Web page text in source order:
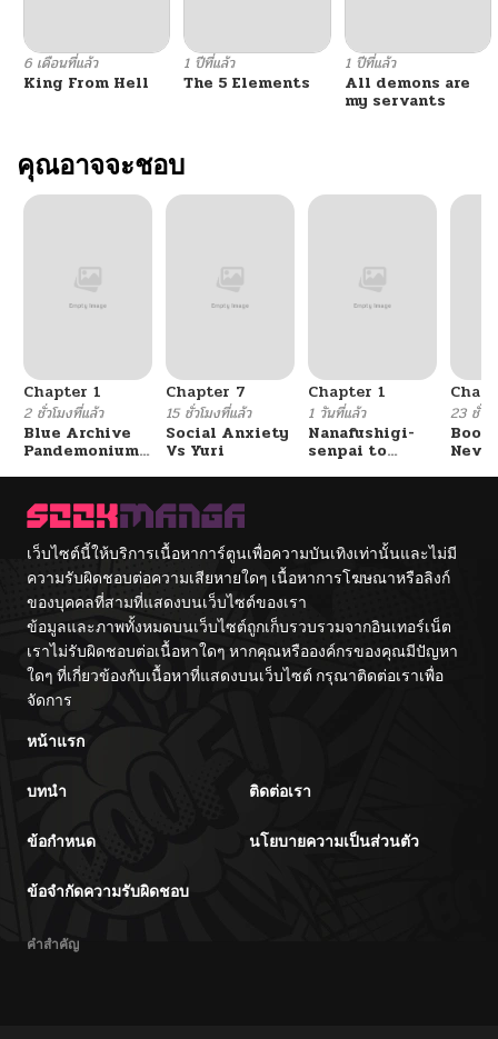
6 เดือนที่แล้ว
King From Hell
1 ปีที่แล้ว
The 5 Elements
1 ปีที่แล้ว
All demons are
my servants
คุณอาจจะชอบ
Chapter 1
2 ชั่วโมงที่แล้ว
Blue Archive
Pandemonium
Chapter 7
15 ชั่วโมงที่แล้ว
Social Anxiety
Vs Yuri
Chapter 1
1 วันที่แล้ว
Nanafushigi-
senpai to
23 ชั่วโ
เว็บไซต์นี้ให้บริการเนื้อหาการ์ตูนเพื่อความบันเทิงเท่านั้นและไม่มี
ความรับผิดชอบต่อความเสียหายใดๆ เนื้อหาการโฆษณาหรือลิงก์
ของบุคคลที่สามที่แสดงบนเว็บไซต์ของเรา
ข้อมูลและภาพทั้งหมดบนเว็บไซต์ถูกเก็บรวบรวมจากอินเทอร์เน็ต
เราไม่รับผิดชอบต่อเนื้อหาใดๆ หากคุณหรือองค์กรของคุณมีปัญหา
ใดๆ ที่เกี่ยวข้องกับเนื้อหาที่แสดงบนเว็บไซต์ กรุณาติดต่อเราเพื่อ
จัดการ
หน้าแรก
บทนำ ติดต่อเรา
ข้อกำหนด นโยบายความเป็นส่วนตัว
ข้อจำกัดความรับผิดชอบ
คำสำคัญ